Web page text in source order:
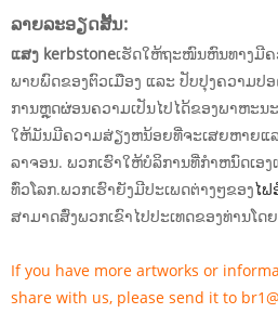
ລາຍ​ລະ​ອຽດ​ສັ້ນ​:
ແສງ kerbstoneເຮັດ​ໃຫ້​ຖະໜົນ​ຫົນທາງ​ມີ​
ພາບ​ພົດ​ຂອງ​ຕົວ​ເມືອງ ​ແລະ ປັບປຸງ​ຄວາມ​ປ
ການ​ຫຼຸດຜ່ອນ​ຄວາມ​ເປັນ​ໄປ​ໄດ້​ຂອງ​ພາຫະນ
ໃຫ້ມັນມີຄວາມສ່ຽງຫນ້ອຍທີ່ຈະເສຍຫາຍແ
ລາຈອນ. ພວກເຮົາໃຫ້ບໍລິການທີ່ກໍາຫນົດເອ
ທົ່ວໂລກ.ພວກເຮົາຍັງມີປະເພດຕ່າງໆຂອງໄຟ​
ສາມາດສົ່ງພວກເຂົາໄປປະເທດຂອງທ່ານໂດ
If you have more artworks or
share with us, please send it to